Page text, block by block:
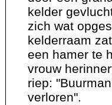
kelder
zich wat
kelderraam
een hamer te
vrouw
riep:
verloren".